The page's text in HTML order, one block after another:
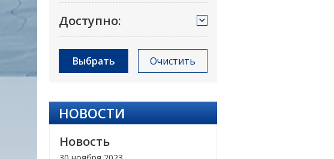
Доступно:
Выбрать Очистить
НОВОСТИ
Новость